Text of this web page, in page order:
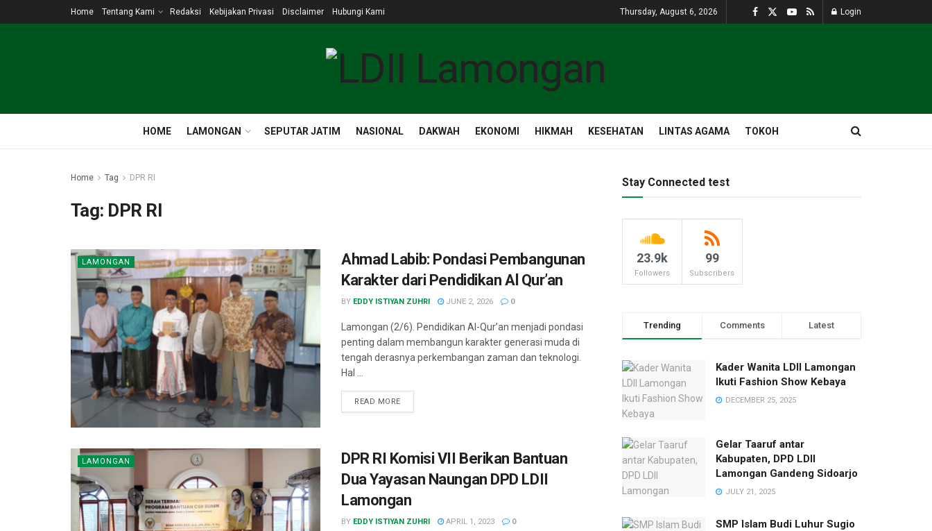
Home Tentang Kami Redaksi Kebijakan Privasi Disclaimer Hubungi Kami Thursday, August 6, 2026 Login
HOME LAMONGAN SEPUTAR JATIM NASIONAL DAKWAH EKONOMI HIKMAH KESEHATAN LINTAS AGAMA TOKOH
Home Tag DPR RI
Tag: DPR RI
LAMONGAN
Ahmad Labib: Pondasi Pembangunan
Karakter dari Pendidikan Al Qur’an
BY EDDY ISTIYAN ZUHRI JUNE 2, 2026 0
Lamongan (2/6). Pendidikan Al-Qur’an menjadi pondasi
penting dalam membangun karakter generasi muda di
tengah derasnya perkembangan zaman dan teknologi.
Hal ...
READ MORE
LAMONGAN
DPR RI Komisi VII Berikan Bantuan
Dua Yayasan Naungan DPD LDII
Lamongan
BY EDDY ISTIYAN ZUHRI APRIL 1, 2023 0
Stay Connected test
23.9k
Followers
99
Subscribers
Trending Comments Latest
Kader Wanita LDII Lamongan
Ikuti Fashion Show Kebaya
DECEMBER 25, 2025
Gelar Taaruf antar
Kabupaten, DPD LDII
Lamongan Gandeng Sidoarjo
JULY 21, 2025
SMP Islam Budi Luhur Sugio